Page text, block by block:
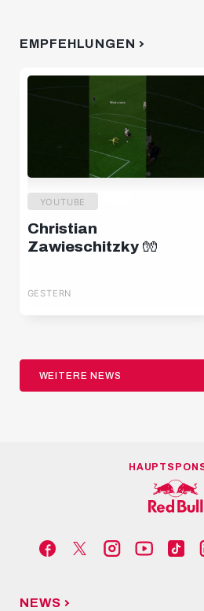
EMPFEHLUNGEN
YOUTUBE
Christian
Zawieschitzky 🧤
GESTERN
WEITERE NEWS
NEWS